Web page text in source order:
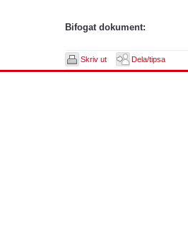
Bifogat dokument:
Skriv ut Dela/tipsa